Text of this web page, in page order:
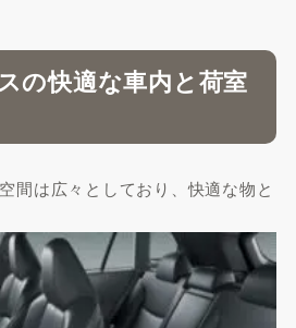
の快適な車内と荷室
間は広々としており、快適な物と